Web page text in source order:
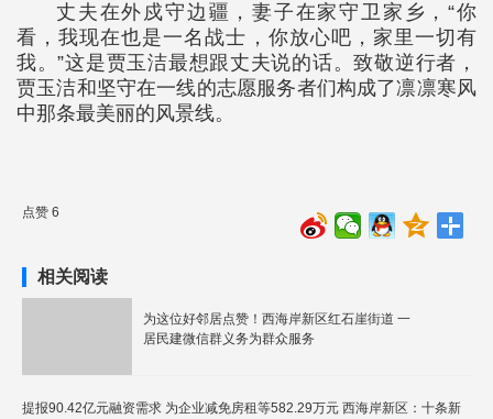
丈夫在外戍守边疆，妻子在家守卫家乡，“你
看，我现在也是一名战士，你放心吧，家里一切有
我。”这是贾玉洁最想跟丈夫说的话。致敬逆行者，
贾玉洁和坚守在一线的志愿服务者们构成了凛凛寒风
中那条最美丽的风景线。
点赞 6
相关阅读
为这位好邻居点赞！西海岸新区红石崖街道 一
居民建微信群义务为群众服务
提报90.42亿元融资需求 为企业减免房租等582.29万元 西海岸新区：十条新